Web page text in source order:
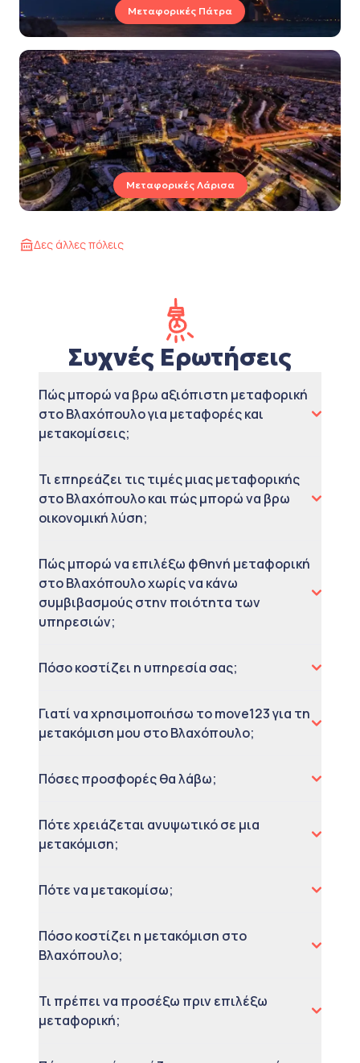
Μεταφορικές Πάτρα
Μεταφορικές Λάρισα
Δες άλλες πόλεις
Συχνές Ερωτήσεις
Πώς μπορώ να βρω αξιόπιστη μεταφορική
στο Βλαχόπουλο για μεταφορές και
μετακομίσεις;
Τι επηρεάζει τις τιμές μιας μεταφορικής
στο Βλαχόπουλο και πώς μπορώ να βρω
οικονομική λύση;
Πώς μπορώ να επιλέξω φθηνή μεταφορική
στο Βλαχόπουλο χωρίς να κάνω
συμβιβασμούς στην ποιότητα των
υπηρεσιών;
Πόσο κοστίζει η υπηρεσία σας;
Γιατί να χρησιμοποιήσω το move123 για τη
μετακόμιση μου στο Βλαχόπουλο;
Πόσες προσφορές θα λάβω;
Πότε χρειάζεται ανυψωτικό σε μια
μετακόμιση;
Πότε να μετακομίσω;
Πόσο κοστίζει η μετακόμιση στο
Βλαχόπουλο;
Τι πρέπει να προσέξω πριν επιλέξω
μεταφορική;